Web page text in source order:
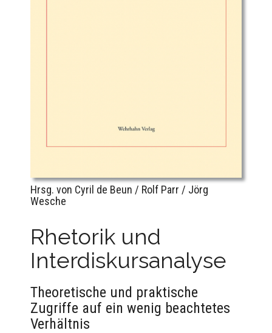
Hrsg. von Cyril de Beun / Rolf Parr / Jörg
Wesche
Rhetorik und
Interdiskursanalyse
Theoretische und praktische
Zugriffe auf ein wenig beachtetes
Verhältnis